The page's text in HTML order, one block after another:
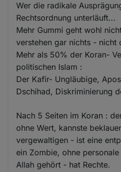
Wer die radikale
Rechtsordnung unterläuft...
Mehr Gummi geht wohl
verstehen gar nichts - nicht
Mehr als 50% der Koran-
politischen Islam :
Der Kafir- Ungläubige,
Dschihad, Diskriminierung
Nach 5 Seiten im Koran :
ohne Wert, kannste
vergewaltigen - ist eine
ein Zombie, ohne
Allah gehört - hat Rechte.